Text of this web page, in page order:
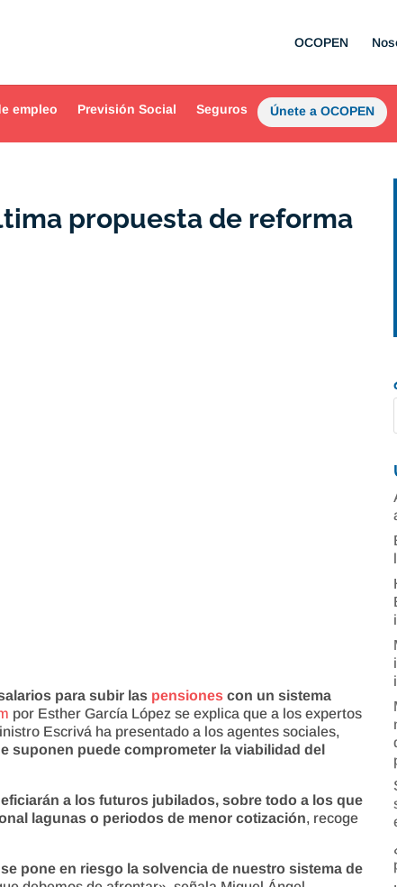
OCOPEN
empleo Previsión Social Seguros Únete a OCOPEN
propuesta de reforma
para subir las pensiones con un sistema
por Esther García López se explica que a los expertos
Escrivá ha presentado a los agentes sociales,
suponen puede comprometer la viabilidad del
a los futuros jubilados, sobre todo a los que
lagunas o periodos de menor cotización, recoge
pone en riesgo la solvencia de nuestro sistema de